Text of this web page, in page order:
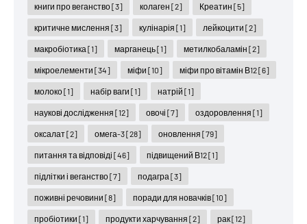
книги про веганство[3] колаген [2] Креатин [5]
критичне мислення [3] кулінарія [1] лейкоцити [2]
макробіотика [1] марганець[1] метилкобаламін [2]
мікроелементи [34] міфи [10] міфи про вітамін В12[6]
молоко[1] набір ваги [1] натрій [1]
наукові дослідження [12] овочі [7] оздоровлення [1]
оксалат[2] омега-3[28] оновлення [79]
питання та відповіді [46] підвищений В12[1]
підлітки і веганство[7] подагра [3]
поживні речовини [8] поради для новачків[10]
пробіотики [1] продукти харчування [2] рак[12]